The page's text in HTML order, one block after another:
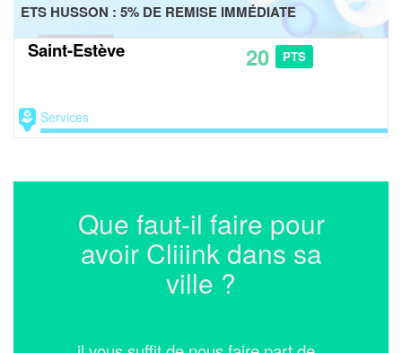
ETS HUSSON : 5% DE REMISE IMMÉDIATE
Saint-Estève 20 PTS
Services
Que faut-il faire pour
avoir Cliiink dans sa
ville ?